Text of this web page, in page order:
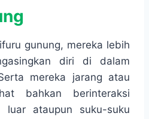
gunung, mereka lebih
diri di dalam
mereka jarang atau
bahkan berinteraksi
luar ataupun suku-suku